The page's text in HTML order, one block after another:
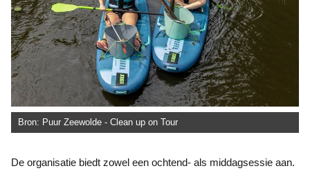
Bron: Puur Zeewolde - Clean up on Tour
De organisatie biedt zowel een ochtend- als middagsessie aan.